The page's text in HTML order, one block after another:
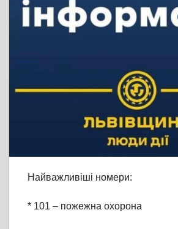
Найважливіші номери:
* 101 – пожежна охорона